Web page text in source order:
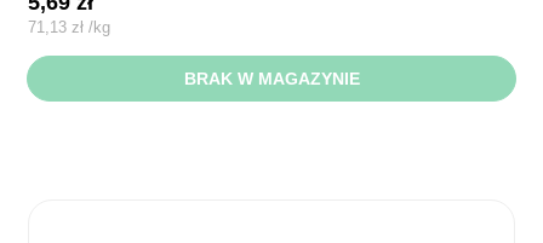
71,13 zł /kg
BRAK W MAGAZYNIE